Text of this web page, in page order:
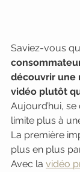
Saviez-vous
découvrir une
vidéo plutôt
Aujourd’hui,
limite plus à
La première
plus en plus
Avec la vidéo